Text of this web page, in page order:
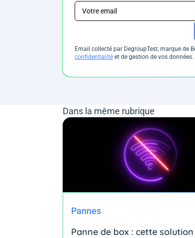
Email collecté par DegroupTest, marque de
confidentialité et de gestion de vos données.
Dans la même rubrique
Pannes
Panne de box : cette solution